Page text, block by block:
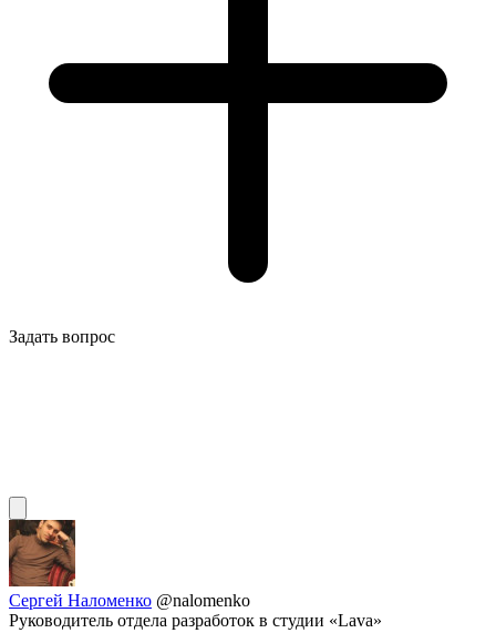
Задать вопрос
Сергей Наломенко @nalomenko
Руководитель отдела разработок в студии «Lava»